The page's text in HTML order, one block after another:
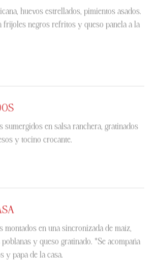
huevos estrellados, pimientos asados.
frijoles negros refritos y queso panela a la
sumergidos en salsa ranchera, gratinados
y tocino crocante.
montados en una sincronizada de maíz,
y queso gratinado. *Se acompaña
papa de la casa.